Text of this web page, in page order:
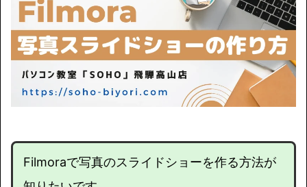
Filmoraで写真のスライドショーを作る方法が